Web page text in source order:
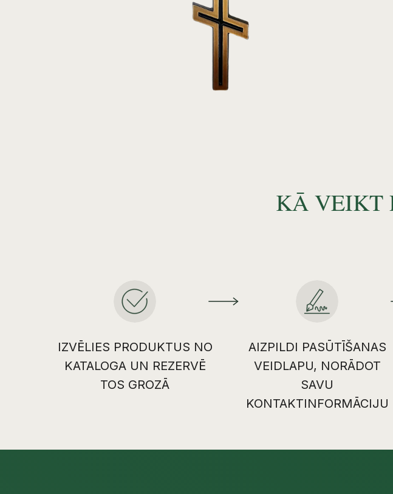
KĀ VEIKT
IZVĒLIES PRODUKTUS NO
KATALOGA UN REZERVĒ
TOS GROZĀ
AIZPILDI PASŪTĪŠANAS
VEIDLAPU, NORĀDOT
SAVU
KONTAKTINFORMĀCIJU